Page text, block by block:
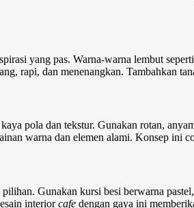
yang pas. Warna-warna lembut
rapi, dan menenangkan. Tambahkan
pola dan tekstur. Gunakan rotan,
warna dan elemen alami. Konsep ini
Gunakan kursi besi berwarna
interiorcafe dengan gaya ini